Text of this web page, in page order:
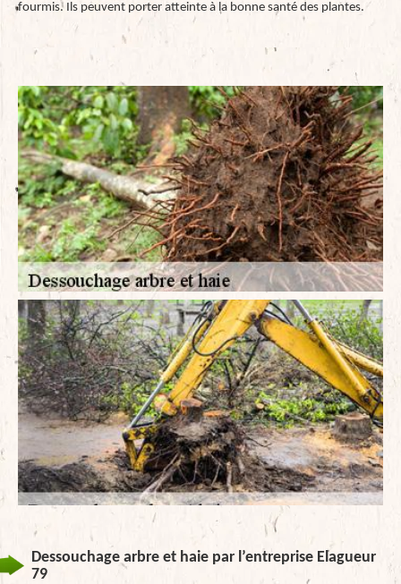
fourmis. Ils peuvent porter atteinte à la bonne santé des plantes.
Dessouchage arbre et haie par l’entreprise Elagueur
79